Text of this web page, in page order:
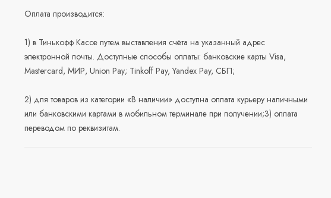
Оплата производится:
1) в Тинькофф Кассе путем выставления счёта на указанный адрес
электронной почты. Доступные способы оплаты: банковские карты Visa,
Mastercard, МИР, Union Pay; Tinkoff Pay, Yandex Pay, СБП;
2) для товаров из категории «В наличии» доступна оплата курьеру наличными
или банковскими картами в мобильном терминале при получении;3) оплата
переводом по реквизитам.